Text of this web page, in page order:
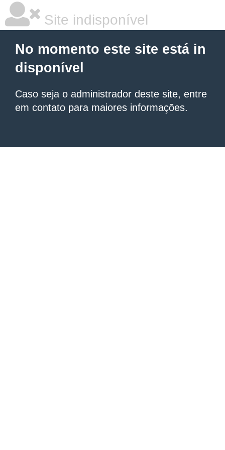
Site indisponível
No momento este site está in
disponível
Caso seja o administrador deste site, entre
em contato para maiores informações.